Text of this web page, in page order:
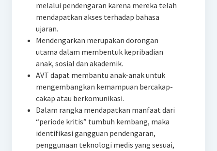
melalui pendengaran karena mereka telah
mendapatkan akses terhadap bahasa
ujaran.
Mendengarkan merupakan dorongan
utama dalam membentuk kepribadian
anak, sosial dan akademik.
AVT dapat membantu anak-anak untuk
mengembangkan kemampuan bercakap-
cakap atau berkomunikasi.
Dalam rangka mendapatkan manfaat dari
“periode kritis” tumbuh kembang, maka
identifikasi gangguan pendengaran,
penggunaan teknologi medis yang sesuai,